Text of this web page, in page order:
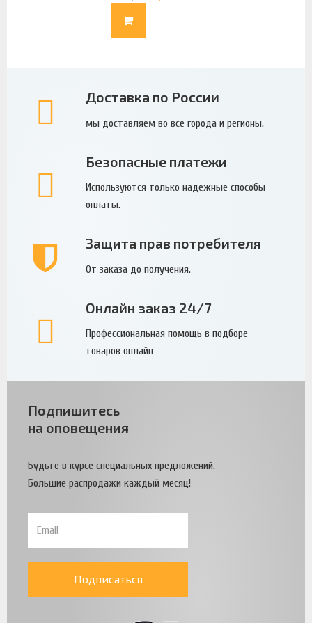
Доставка по России
мы доставляем во все города и регионы.
Безопасные платежи
Используются только надежные способы
оплаты.
Защита прав потребителя
От заказа до получения.
Онлайн заказ 24/7
Профессиональная помощь в подборе
товаров онлайн
Подпишитесь
на оповещения
Будьте в курсе специальных предложений.
Большие распродажи каждый месяц!
Подписаться